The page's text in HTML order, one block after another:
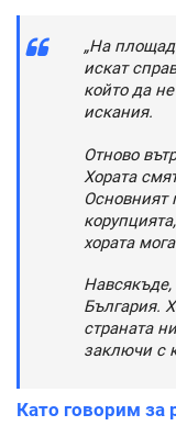
„На
искат
който да
искания.
Отново
Хората
Основният
хората
България.
страната
заключи с
Като говорим за